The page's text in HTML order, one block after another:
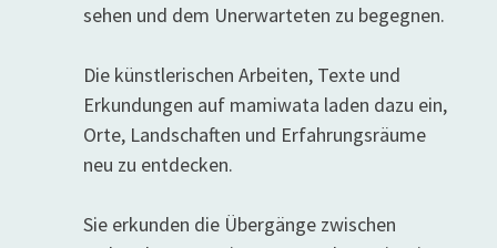
sehen und dem Unerwarteten zu begegnen.
Die künstlerischen Arbeiten, Texte und
Erkundungen auf mamiwata laden dazu ein,
Orte, Landschaften und Erfahrungsräume
neu zu entdecken.
Sie erkunden die Übergänge zwischen